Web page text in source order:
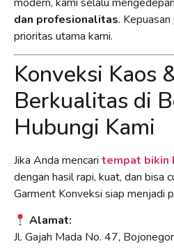
dan profesionalitas.
prioritas utama kami.
Konveksi Kaos
Berkualitas di
Hubungi Kami
Jika Anda mencari tempat bikin
dengan hasil rapi, kuat, dan bisa
Garment Konveksi siap menjadi
Alamat:
Jl. Gajah Mada No. 47,